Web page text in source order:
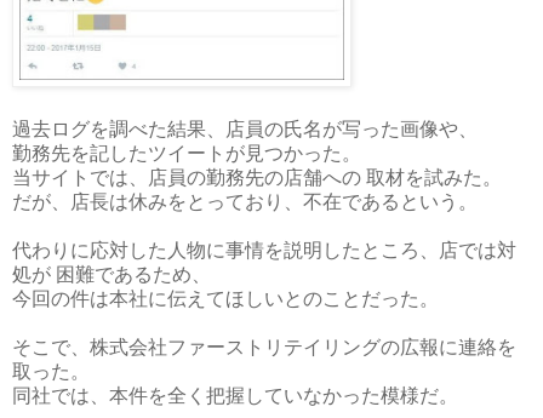
過去ログを調べた結果、店員の氏名が写った画像や、
勤務先を記したツイートが見つかった。
当サイトでは、店員の勤務先の店舗への 取材を試みた。
だが、店長は休みをとっており、不在であるという。
代わりに応対した人物に事情を説明したところ、店では対
処が 困難であるため、
今回の件は本社に伝えてほしいとのことだった。
そこで、株式会社ファーストリテイリングの広報に連絡を
取った。
同社では、本件を全く把握していなかった模様だ。